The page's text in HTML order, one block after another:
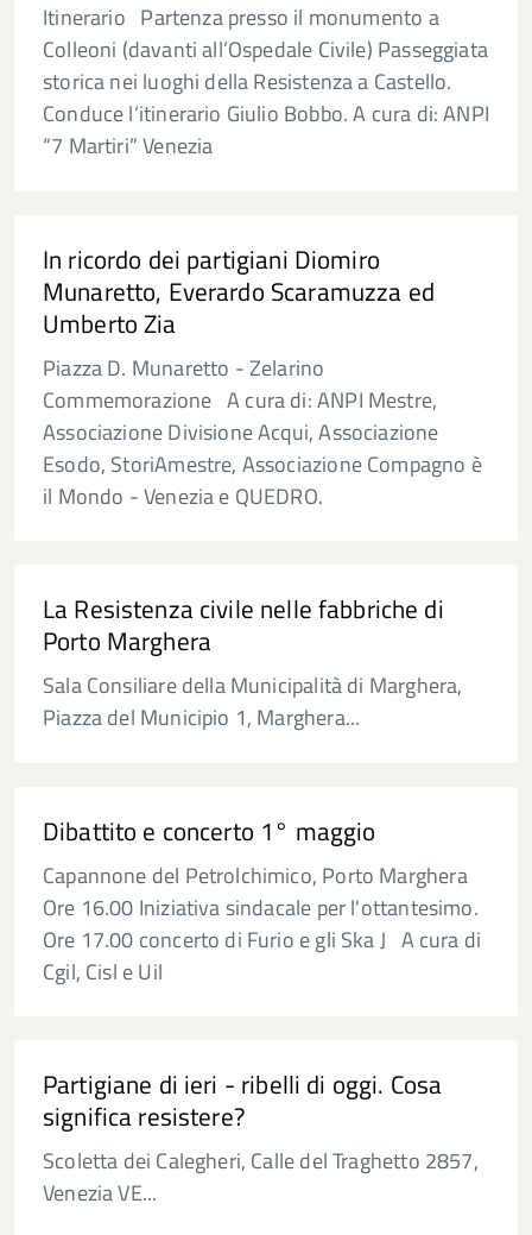
Itinerario Partenza presso il monumento a
Colleoni (davanti all’Ospedale Civile) Passeggiata
storica nei luoghi della Resistenza a Castello.
Conduce l’itinerario Giulio Bobbo. A cura di: ANPI
“7 Martiri” Venezia
In ricordo dei partigiani Diomiro
Munaretto, Everardo Scaramuzza ed
Umberto Zia
Piazza D. Munaretto - Zelarino
Commemorazione A cura di: ANPI Mestre,
Associazione Divisione Acqui, Associazione
Esodo, StoriAmestre, Associazione Compagno è
il Mondo - Venezia e QUEDRO.
La Resistenza civile nelle fabbriche di
Porto Marghera
Sala Consiliare della Municipalità di Marghera,
Piazza del Municipio 1, Marghera...
Dibattito e concerto 1° maggio
Capannone del Petrolchimico, Porto Marghera
Ore 16.00 Iniziativa sindacale per l'ottantesimo.
Ore 17.00 concerto di Furio e gli Ska J A cura di
Cgil, Cisl e Uil
Partigiane di ieri - ribelli di oggi. Cosa
significa resistere?
Scoletta dei Calegheri, Calle del Traghetto 2857,
Venezia VE...